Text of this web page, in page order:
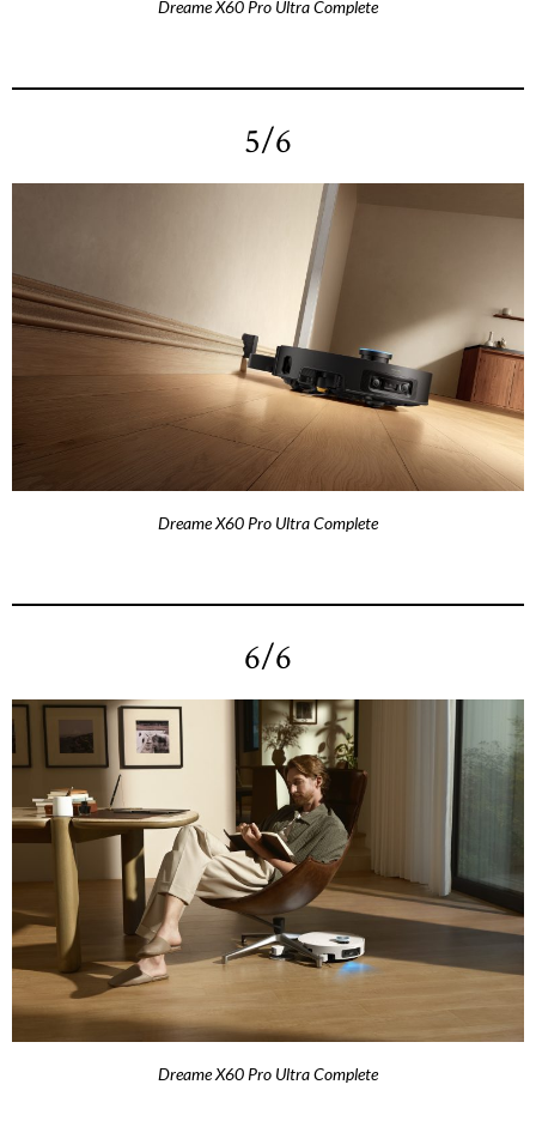
Dreame X60 Pro Ultra Complete
5/6
Dreame X60 Pro Ultra Complete
6/6
Dreame X60 Pro Ultra Complete